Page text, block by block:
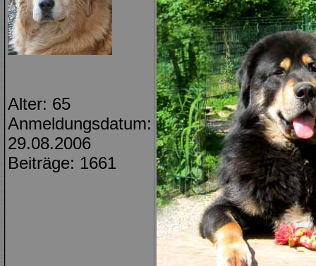
Alter: 65
Anmeldungsdatum:
29.08.2006
Beiträge: 1661